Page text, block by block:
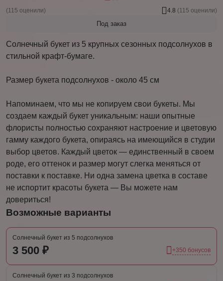
(115 оценили) 4.8 (115 оценили)
Под заказ
Солнечный букет из 5 крупных сезонных подсолнухов в
стильной крафт-бумаге.
Размер букета подсолнухов - около 45 см
Напоминаем, что мы не копируем свои букеты. Мы
создаем каждый букет уникальным: наши опытные
флористы полностью сохраняют настроение и цветовую
гамму каждого букета, опираясь на имеющийся в студии
выбор цветов. Каждый цветок — единственный в своем
роде, его оттенок и размер могут слегка меняться от
поставки к поставке. Ни одна замена цветка в составе
не испортит красоты букета — Вы можете нам
довериться!
Возможные варианты
Солнечный букет из 5 подсолнухов
3 500 ₽ +350 бонусов
Солнечный букет из 3 подсолнухов